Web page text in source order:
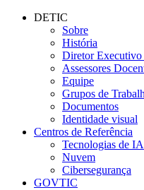
Conteúdo principal
DETIC
Sobre
História
Diretor
Assessores
Equipe
Grupos de
Documentos
Identidade visual
Centros de Referência
Tecnologias de IA
Nuvem
Cibersegurança
GOVTIC